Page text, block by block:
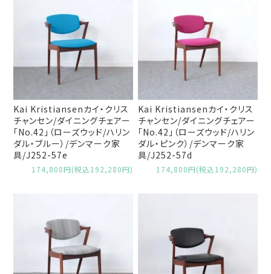
Kai Kristiansenカイ・クリス
チャンセン/ダイニングチェアー
「No.42」（ローズウッド/ハリン
ダル・ブルー）/デンマーク家
具/J252-57e
174,800円(税込192,280円)
Kai Kristiansenカイ・クリス
チャンセン/ダイニングチェアー
「No.42」（ローズウッド/ハリン
ダル・ピンク）/デンマーク家
具/J252-57d
174,800円(税込192,280円)